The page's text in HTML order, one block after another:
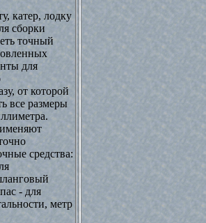
катер, лодку
сборки
точный
для
все размеры
метр